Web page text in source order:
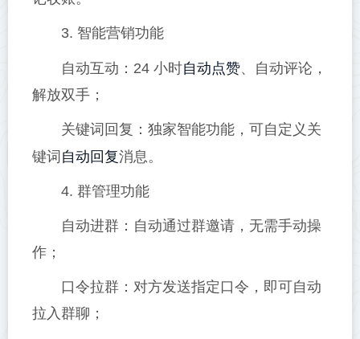
3. 智能营销功能
自动互动：24 小时自动点赞、自动评论，
解放双手；
关键词回复：独家智能功能，可自定义关
键词 自动回复消息。
4. 群管理功能
自动进群：自动通过群邀请，无需手动操
作；
口令拉群：对方发送指定口令，即可自动
拉入群聊；